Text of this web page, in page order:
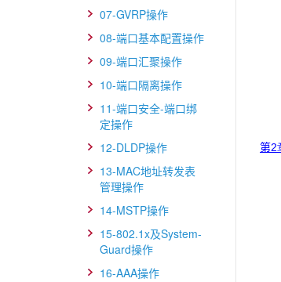
07-GVRP操作
08-端口基本配置操作
09-端口汇聚操作
10-端口隔离操作
11-端口安全-端口绑
定操作
12-DLDP操作
13-MAC地址转发表
管理操作
14-MSTP操作
15-802.1x及System-
Guard操作
16-AAA操作
第2